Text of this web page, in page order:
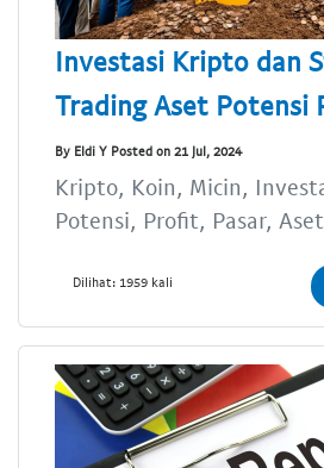
Investasi Kripto dan
Trading Aset Potensi
By Eldi Y Posted on 21 Jul, 2024
Kripto, Koin, Micin,
Potensi, Profit, Pasar,
Dilihat: 1959 kali